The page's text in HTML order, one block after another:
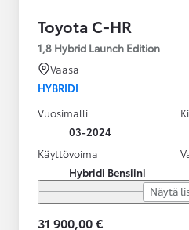
Toyota C-HR
1,8 Hybrid Launch Edition
Vaasa
HYBRIDI
Vuosimalli
03-2024
Käyttövoima
Hybridi Bensiini
Näytä
31 900,00 €